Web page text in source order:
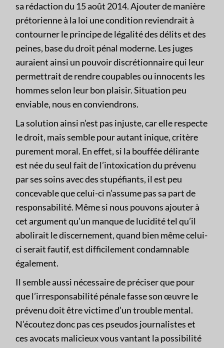
sa rédaction du 15 août 2014. Ajouter de manière
prétorienne à la loi une condition reviendrait à
contourner le principe de légalité des délits et des
peines, base du droit pénal moderne. Les juges
auraient ainsi un pouvoir discrétionnaire qui leur
permettrait de rendre coupables ou innocents les
hommes selon leur bon plaisir. Situation peu
enviable, nous en conviendrons.
La solution ainsi n’est pas injuste, car elle respecte
le droit, mais semble pour autant inique, critère
purement moral. En effet, si la bouffée délirante
est née du seul fait de l’intoxication du prévenu
par ses soins avec des stupéfiants, il est peu
concevable que celui-ci n’assume pas sa part de
responsabilité. Même si nous pouvons ajouter à
cet argument qu’un manque de lucidité tel qu’il
abolirait le discernement, quand bien même celui-
ci serait fautif, est difficilement condamnable
également.
Il semble aussi nécessaire de préciser que pour
que l’irresponsabilité pénale fasse son œuvre le
prévenu doit être victime d’un trouble mental.
N’écoutez donc pas ces pseudos journalistes et
ces avocats malicieux vous vantant la possibilité